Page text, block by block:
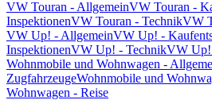
VW Touran - AllgemeinVW Touran -
InspektionenVW Touran - TechnikVW
VW Up! - AllgemeinVW Up! -
InspektionenVW Up! - TechnikVW Up!
Wohnmobile und Wohnwagen -
ZugfahrzeugeWohnmobile und
Wohnwagen - Reise